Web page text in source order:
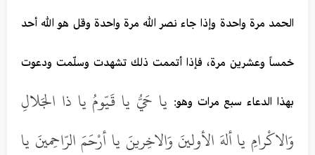
الحمد مرة واحدة وإذا جاء نصر الله مرة واحدة وقل هو الله أحد
خمساً وعشرين مرة، فإذا أتممت ذلك تشهدت وسلّمت ودعوت
بهذا الدعاء سبع مرات وهو: يا حَيُّ يا قَيّومُ يا ذا الجَلالِ
وَالاكْرامِ يا ألهَ الأولينَ وَالاخِرينَ يا أرْحَمَ الرّاحِمينَ يا